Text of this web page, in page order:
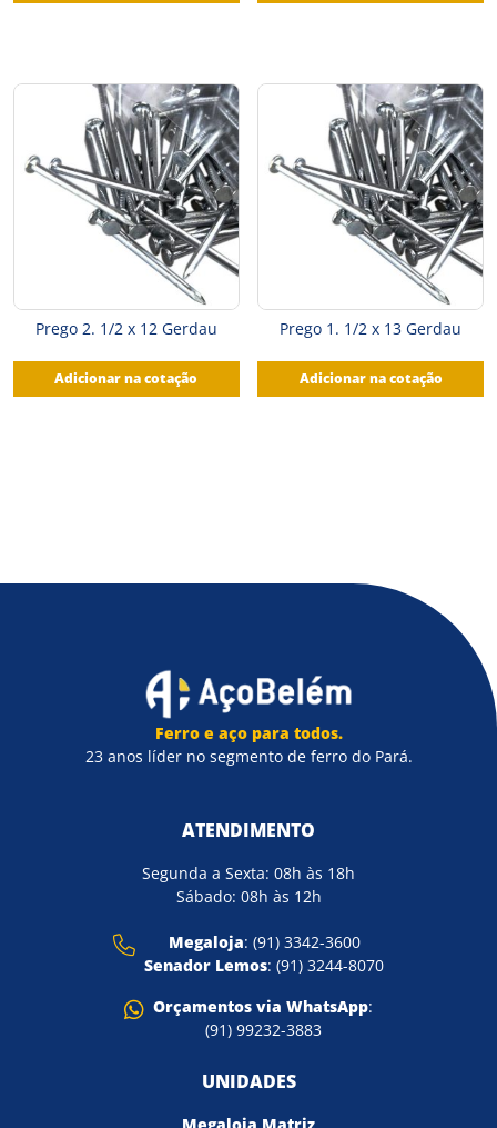
Prego 2. 1/2 x 12 Gerdau
Adicionar na cotação
Prego 1. 1/2 x 13 Gerdau
Adicionar na cotação
Ferro e aço para todos.
23 anos líder no segmento de ferro do Pará.
ATENDIMENTO
Segunda a Sexta: 08h às 18h
Sábado: 08h às 12h
Megaloja: (91) 3342-3600
Senador Lemos: (91) 3244-8070
Orçamentos via WhatsApp:
(91) 99232-3883
UNIDADES